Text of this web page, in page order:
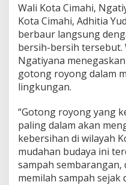
Wali Kota Cimahi,
Kota Cimahi, Adhitia
berbaur langsung
bersih-bersih tersebut.
Ngatiyana
gotong royong dalam
lingkungan.
“Gotong royong yang
paling dalam akan
kebersihan di wilayah
mudahan budaya ini
sampah
memilah sampah sejak